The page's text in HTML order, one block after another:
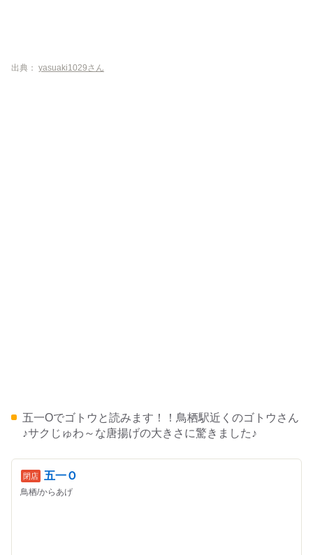
出典： yasuaki1029さん
五一Oでゴトウと読みます！！鳥栖駅近くのゴトウさん
♪サクじゅわ～な唐揚げの大きさに驚きました♪
五一Ｏ
鳥栖/からあげ